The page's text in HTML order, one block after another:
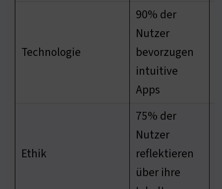
Technologie
90% der
Nutzer
bevorzugen
intuitive
Apps
Ethik
75% der
Nutzer
reflektieren
über ihre